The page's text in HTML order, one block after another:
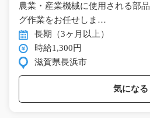
農業・産業機械に使用される部
グ作業をお任せしま…
長期（3ヶ月以上）
時給1,300円
滋賀県長浜市
気になる